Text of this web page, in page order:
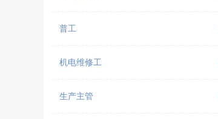
普工
机电维修工
生产主管